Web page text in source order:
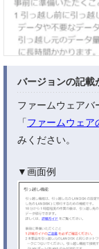
バージョンの記載
ファームウェアバ
「ファームウェア
みください。
▼画面例